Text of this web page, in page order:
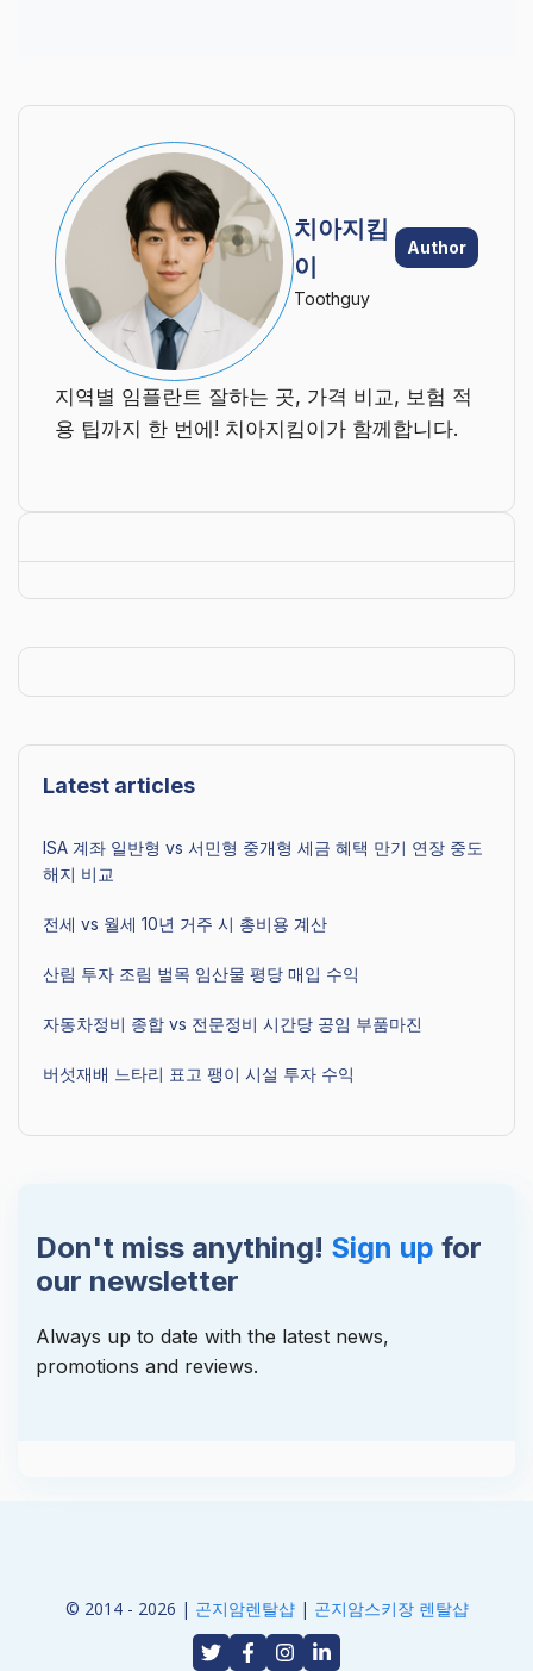
치아지킴
이
Author
Toothguy
지역별 임플란트 잘하는 곳, 가격 비교, 보험 적
용 팁까지 한 번에! 치아지킴이가 함께합니다.
Latest articles
ISA 계좌 일반형 vs 서민형 중개형 세금 혜택 만기 연장 중도
해지 비교
전세 vs 월세 10년 거주 시 총비용 계산
산림 투자 조림 벌목 임산물 평당 매입 수익
자동차정비 종합 vs 전문정비 시간당 공임 부품마진
버섯재배 느타리 표고 팽이 시설 투자 수익
Don't miss anything! Sign up for
our newsletter
Always up to date with the latest news,
promotions and reviews.
© 2014 - 2026 | 곤지암렌탈샵| 곤지암스키장 렌탈샵